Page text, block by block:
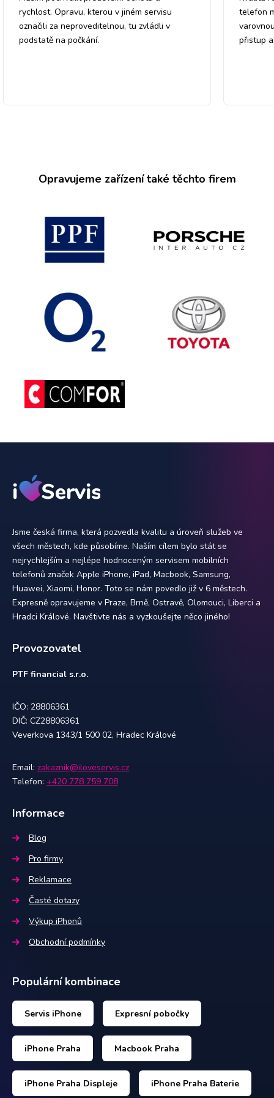
rychlost. Opravu, kterou v jiném servisu
označili za neproveditelnou, tu zvládli v
podstatě na počkání.
telefon
přistup
Opravujeme zařízení také těchto firem
Jsme česká firma, která pozvedla kvalitu a úroveň služeb ve
všech městech, kde působíme. Naším cílem bylo stát se
nejrychlejším a nejlépe hodnoceným servisem mobilních
telefonů značek Apple iPhone, iPad, Macbook, Samsung,
Huawei, Xiaomi, Honor. Toto se nám povedlo již v 6 městech.
Expresně opravujeme v Praze, Brně, Ostravě, Olomouci, Liberci a
Hradci Králové. Navštivte nás a vyzkoušejte něco jiného!
Provozovatel
PTF financial s.r.o.
IČO: 28806361
DIČ: CZ28806361
Veverkova 1343/1 500 02, Hradec Králové
Email: zakaznik@iloveservis.cz
Telefon: +420 778 759 708
Informace
Blog
Pro firmy
Reklamace
Časté dotazy
Výkup iPhonů
Obchodní podmínky
Populární kombinace
Servis iPhone Expresní pobočky
iPhone Praha Macbook Praha
iPhone Praha Displeje iPhone Praha Baterie